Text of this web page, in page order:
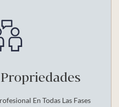
En Todas Las Fases